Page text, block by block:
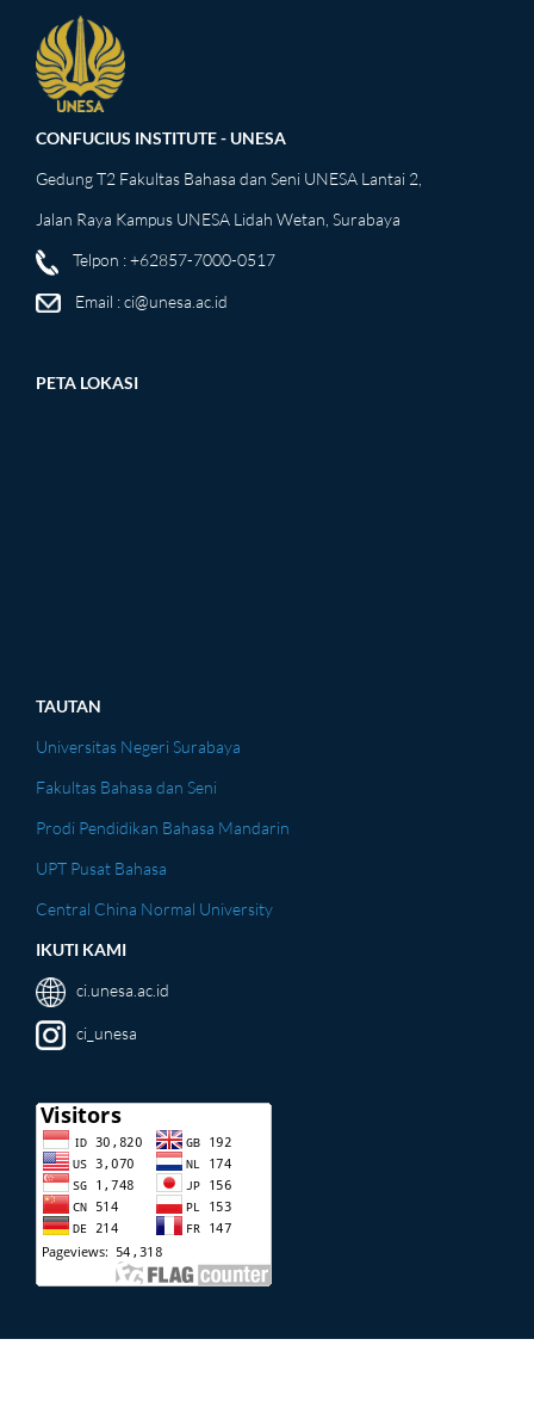
CONFUCIUS INSTITUTE - UNESA
Gedung T2 Fakultas Bahasa dan Seni UNESA Lantai 2,
Jalan Raya Kampus UNESA Lidah Wetan, Surabaya
Telpon : +62857-7000-0517
Email :ci@unesa.ac.id
PETA LOKASI
TAUTAN
Universitas Negeri Surabaya
Fakultas Bahasa dan Seni
Prodi Pendidikan Bahasa Mandarin
UPT Pusat Bahasa
Central China Normal University
IKUTI KAMI
ci.unesa.ac.id
ci_unesa